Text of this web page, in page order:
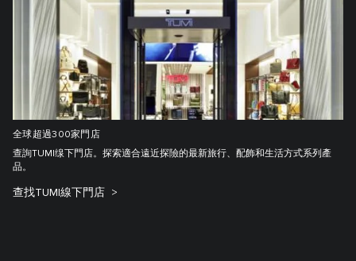
全球超過300家門店
查詢TUMI缐下門店。探索適合遠近探險的最新旅行、配飾和生活方式系列產
品。
查找TUMI線下門店